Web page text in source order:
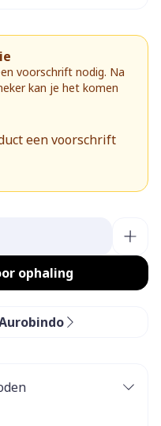
voorschrift nodig. Na
kan je het komen
een voorschrift
ophaling